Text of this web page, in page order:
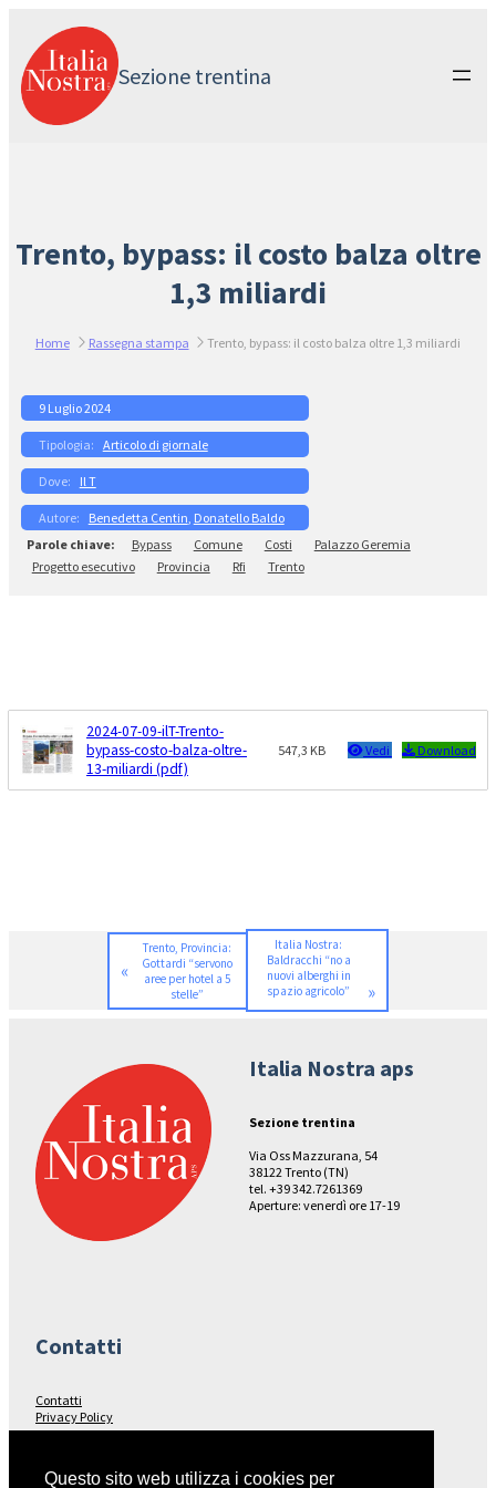
contenuto
Sezione trentina
Trento, bypass: il costo balza oltre
1,3 miliardi
Home Rassegna stampa Trento, bypass: il costo balza oltre 1,3 miliardi
9 Luglio 2024
Articolo di giornale
Il T
Benedetta Centin, Donatello Baldo
Bypass
Comune Costi
Palazzo Geremia
Progetto esecutivo
Provincia Rfi Trento
2024-07-09-ilT-Trento-
bypass-costo-balza-oltre-
13-miliardi (pdf)
547,3 KB Vedi Download
«
Trento, Provincia:
Gottardi “servono
aree per hotel a 5
stelle”
Italia Nostra:
Baldracchi “no a
nuovi alberghi in
spazio agricolo”
»
Italia Nostra aps
Sezione trentina
Via Oss Mazzurana, 54
38122 Trento (TN)
tel. +39 342.7261369
Aperture: venerdì ore 17-19
Contatti
Contatti
Privacy Policy
Seguici su…
Questo sito web utilizza i cookies per